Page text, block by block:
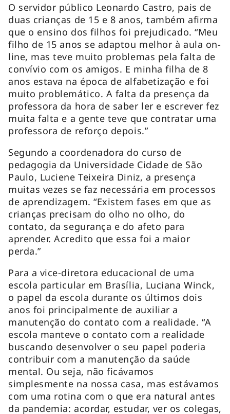
O servidor público Leonardo Castro, pais de
duas crianças de 15 e 8 anos, também afirma
que o ensino dos filhos foi prejudicado. “Meu
filho de 15 anos se adaptou melhor à aula on-
line, mas teve muito problemas pela falta de
convívio com os amigos. E minha filha de 8
anos estava na época de alfabetização e foi
muito problemático. A falta da presença da
professora da hora de saber ler e escrever fez
muita falta e a gente teve que contratar uma
professora de reforço depois.”
Segundo a coordenadora do curso de
pedagogia da Universidade Cidade de São
Paulo, Luciene Teixeira Diniz, a presença
muitas vezes se faz necessária em processos
de aprendizagem. “Existem fases em que as
crianças precisam do olho no olho, do
contato, da segurança e do afeto para
aprender. Acredito que essa foi a maior
perda.”
Para a vice-diretora educacional de uma
escola particular em Brasília, Luciana Winck,
o papel da escola durante os últimos dois
anos foi principalmente de auxiliar a
manutenção do contato com a realidade. “A
escola manteve o contato com a realidade
buscando desenvolver o seu papel poderia
contribuir com a manutenção da saúde
mental. Ou seja, não ficávamos
simplesmente na nossa casa, mas estávamos
com uma rotina com o que era natural antes
da pandemia: acordar, estudar, ver os colegas,